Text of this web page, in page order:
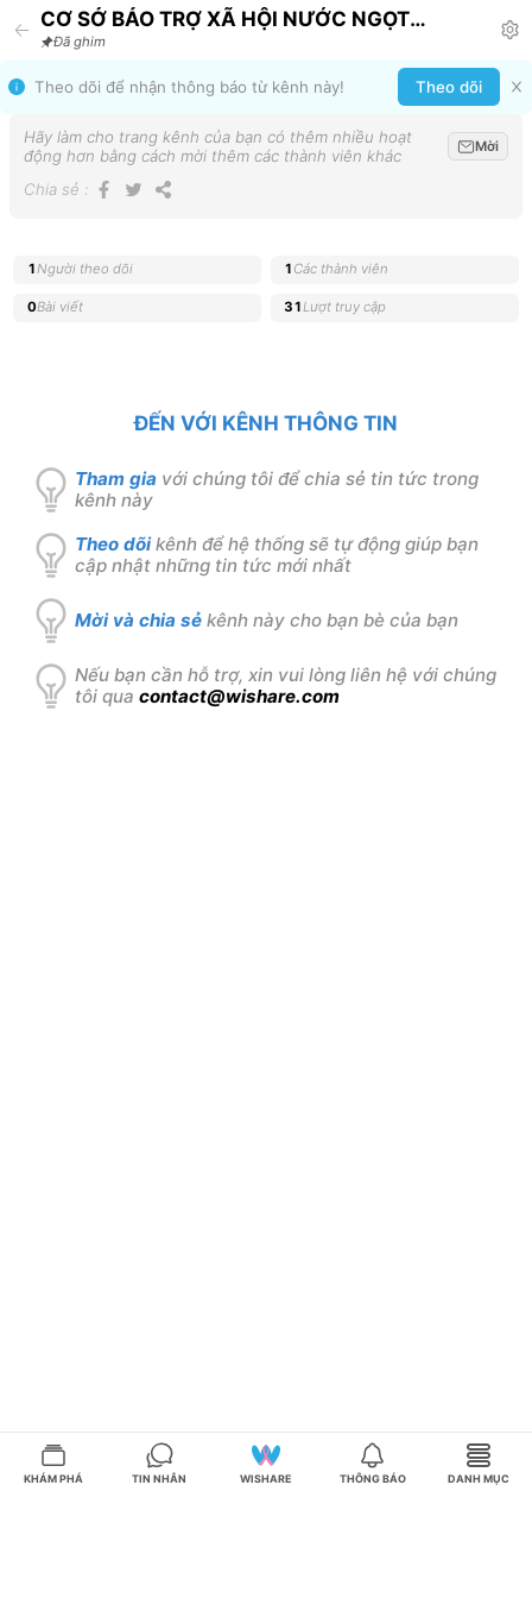
CƠ SỞ BẢO TRỢ XÃ HỘI NƯỚC NGỌT
Announcement
Đã ghim
Theo dõi để nhận thông báo từ kênh này! Theo dõi
Hãy làm cho trang kênh của bạn có thêm nhiều hoạt
động hơn bằng cách mời thêm các thành viên khác
Mời
Chia sẻ :
1Người theo dõi 1 Các thành viên
0Bài viết 31Lượt truy cập
ĐẾN VỚI KÊNH THÔNG TIN
Tham gia với chúng tôi để chia sẻ tin tức trong
kênh này
Theo dõi kênh để hệ thống sẽ tự động giúp bạn
cập nhật những tin tức mới nhất
Mời và chia sẻ kênh này cho bạn bè của bạn
Nếu bạn cần hỗ trợ, xin vui lòng liên hệ với chúng
tôi qua contact@wishare.com
KHÁM PHÁ TIN NHẮN WISHARE THÔNG BÁO DANH MỤC